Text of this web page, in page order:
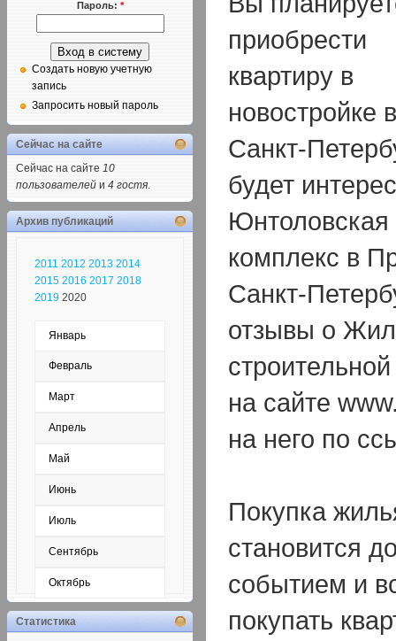
приобрести
квартиру в
новостройке в
Санкт-
будет
Юнтоловская
комплекс в
Санкт-
отзывы о
на сайте
на него по
Покупка
становится
событием и
покупать
Пароль: *
Создать новую учетную
запись
Запросить новый пароль
Сейчас на сайте
Сейчас на сайте 10
пользователей и 4 гостя.
Архив публикаций
2011 2012 2013 2014
2015 2016 2017 2018
2019 2020
Январь
Февраль
Март
Апрель
Май
Июнь
Июль
Сентябрь
Октябрь
Статистика